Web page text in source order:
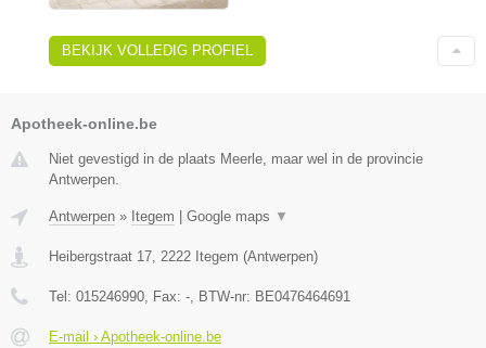
BEKIJK VOLLEDIG PROFIEL
Apotheek-online.be
Niet gevestigd in de plaats Meerle, maar wel in de provincie
Antwerpen.
Antwerpen » Itegem Google maps ▼
Heibergstraat 17 2222 Itegem (Antwerpen)
Tel: 015246990 , Fax: - , BTW-nr: BE0476464691
E-mail › Apotheek-online.be